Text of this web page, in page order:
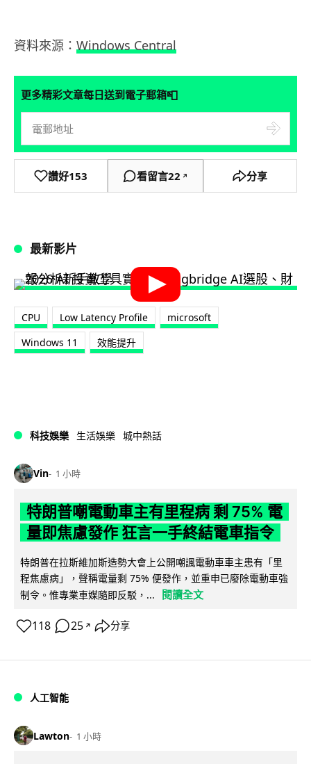
資料來源： Windows Central
更多精彩文章每日送到電子郵箱📮
讚好153 看留言22 ↗ 分享
最新影片
CPU Low Latency Profile
microsoft
Windows 11
效能提升
科技娛樂 生活娛樂 城中熱話
Vin 1 小時
特朗普嘲電動車主有里程病 剩 75% 電
量即焦慮發作 狂言一手終結電車指令
特朗普在拉斯維加斯造勢大會上公開嘲諷電動車車主患有「里
程焦慮病」，聲稱電量剩 75% 便發作，並重申已廢除電動車強
制令。惟專業車媒隨即反駁，...
閱讀全文
118 25 ↗ 分享
人工智能
Lawton 1 小時